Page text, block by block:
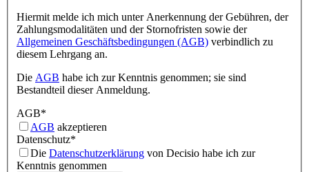
Hiermit melde ich mich unter Anerkennung der Gebühren, der
Zahlungsmodalitäten und der Stornofristen sowie der
Allgemeinen Geschäftsbedingungen (AGB) verbindlich zu
diesem Lehrgang an.
Die AGB habe ich zur Kenntnis genommen; sie sind
Bestandteil dieser Anmeldung.
AGB*
AGB akzeptieren
Datenschutz*
Die Datenschutzerklärung von Decisio habe ich zur
Kenntnis genommen